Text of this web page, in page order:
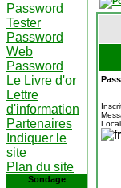
Password
Tester
Password
Web
Password
Le Livre d'or
Lettre
d'information
Partenaires
Indiquer le
site
Plan du site
Sondage